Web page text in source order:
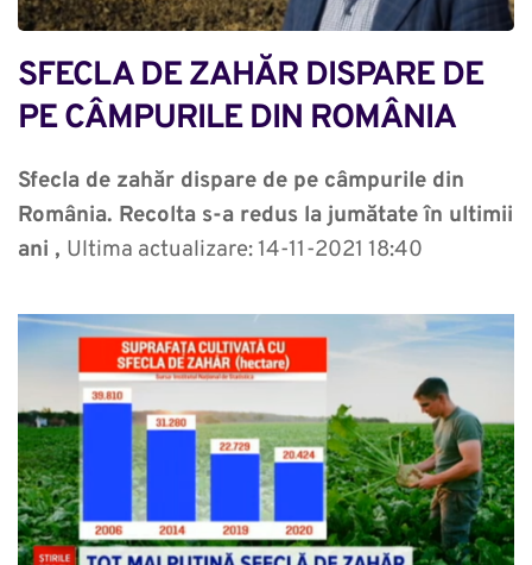
SFECLA DE ZAHĂR DISPARE DE
PE CÂMPURILE DIN ROMÂNIA
Sfecla de zahăr dispare de pe câmpurile din
România. Recolta s-a redus la jumătate în ultimii
ani , Ultima actualizare: 14-11-2021 18:40